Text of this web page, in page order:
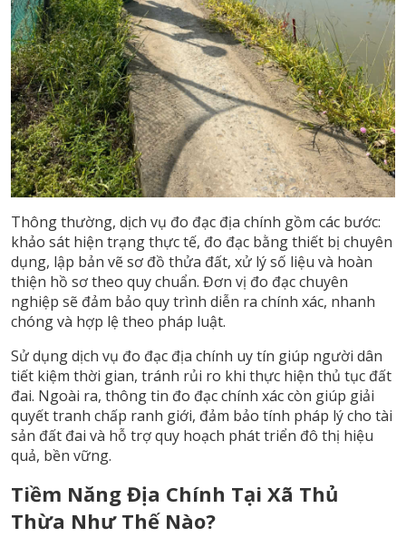
Thông thường, dịch vụ đo đạc địa chính gồm các bước:
khảo sát hiện trạng thực tế, đo đạc bằng thiết bị chuyên
dụng, lập bản vẽ sơ đồ thửa đất, xử lý số liệu và hoàn
thiện hồ sơ theo quy chuẩn. Đơn vị đo đạc chuyên
nghiệp sẽ đảm bảo quy trình diễn ra chính xác, nhanh
chóng và hợp lệ theo pháp luật.
Sử dụng dịch vụ đo đạc địa chính uy tín giúp người dân
tiết kiệm thời gian, tránh rủi ro khi thực hiện thủ tục đất
đai. Ngoài ra, thông tin đo đạc chính xác còn giúp giải
quyết tranh chấp ranh giới, đảm bảo tính pháp lý cho tài
sản đất đai và hỗ trợ quy hoạch phát triển đô thị hiệu
quả, bền vững.
Tiềm Năng Địa Chính Tại Xã Thủ
Thừa Như Thế Nào?